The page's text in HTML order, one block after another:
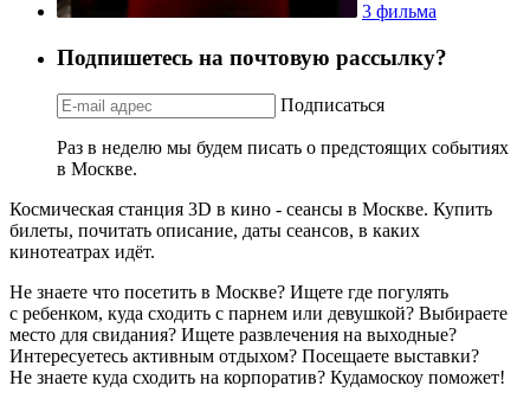
3 фильма
Подпишетесь на почтовую рассылку?
Подписаться
Раз в неделю мы будем писать о предстоящих событиях
в Москве.
Космическая станция 3D в кино - сеансы в Москве. Купить
билеты, почитать описание, даты сеансов, в каких
кинотеатрах идёт.
Не знаете что посетить в Москве? Ищете где погулять
с ребенком, куда сходить с парнем или девушкой? Выбираете
место для свидания? Ищете развлечения на выходные?
Интересуетесь активным отдыхом? Посещаете выставки?
Не знаете куда сходить на корпоратив? Кудамоскоу поможет!